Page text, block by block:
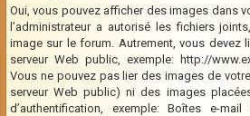
Oui, vous pouvez afficher des images dans
l’administrateur a autorisé les fichiers
image sur le forum. Autrement, vous devez
serveur Web public, exemple: http://
Vous ne pouvez pas lier des images de
serveur Web public) ni des images
d’authentification, exemple: Boîtes e-